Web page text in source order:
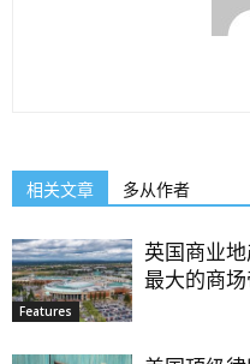
相关文章 多从作者
Features
英国商业
最大的商场